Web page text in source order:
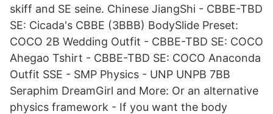
skiff and SE seine. Chinese JiangShi - CBBE-TBD
SE: Cicada's CBBE (3BBB) BodySlide Preset:
COCO 2B Wedding Outfit - CBBE-TBD SE: COCO
Ahegao Tshirt - CBBE-TBD SE: COCO Anaconda
Outfit SSE - SMP Physics - UNP UNPB 7BB
Seraphim DreamGirl and More: Or an alternative
physics framework - If you want the body